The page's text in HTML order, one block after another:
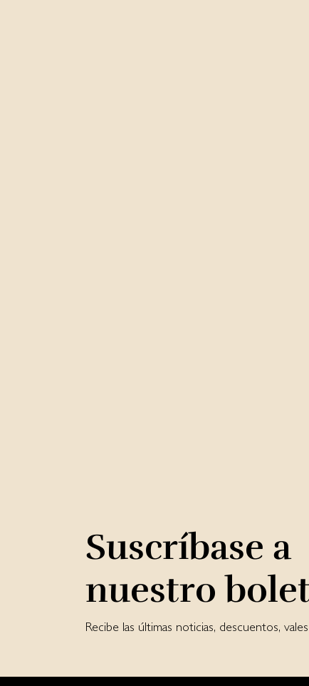
Suscríbase a
nuestro
Recibe las últimas noticias, descuentos,